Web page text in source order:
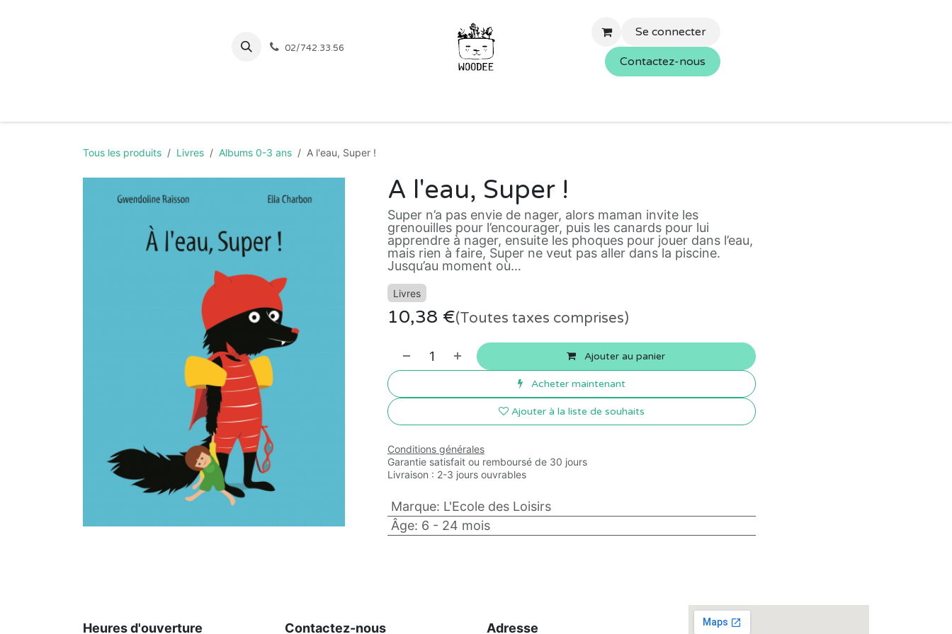
02/742.33.56
Se connecter
Contactez-nous
Tous les produits Livres Albums 0-3 ans A l'eau, Super !
A l'eau, Super !
Super n’a pas envie de nager, alors maman invite les
grenouilles pour l’encourager, puis les canards pour lui
apprendre à nager, ensuite les phoques pour jouer dans l’eau,
mais rien à faire, Super ne veut pas aller dans la piscine.
Jusqu’au moment où…
Livres
10,38 €(Toutes taxes comprises)
Ajouter au panier
Acheter maintenant
Ajouter à la liste de souhaits
Conditions générales
Garantie satisfait ou remboursé de 30 jours
Livraison : 2-3 jours ouvrables
Marque: L'Ecole des Loisirs
Âge: 6 - 24 mois
Heures d'ouverture Contactez-nous Adresse